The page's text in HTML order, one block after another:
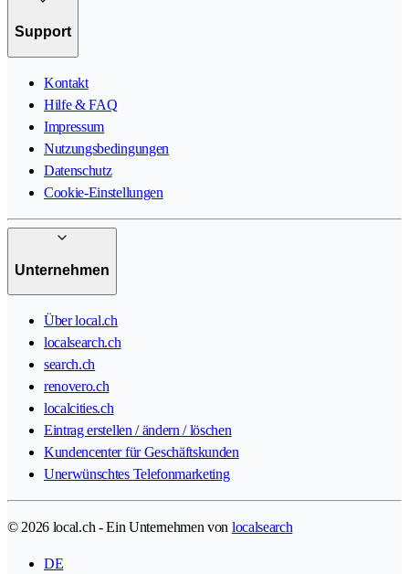
Support
Kontakt
Hilfe & FAQ
Impressum
Nutzungsbedingungen
Datenschutz
Cookie-Einstellungen
Unternehmen
Über local.ch
localsearch.ch
search.ch
renovero.ch
localcities.ch
Eintrag erstellen / ändern / löschen
Kundencenter für Geschäftskunden
Unerwünschtes Telefonmarketing
© 2026 local.ch - Ein Unternehmen von localsearch
DE